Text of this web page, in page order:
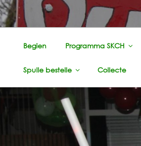
Begien Programma SKCH
Spulle bestelle Collecte